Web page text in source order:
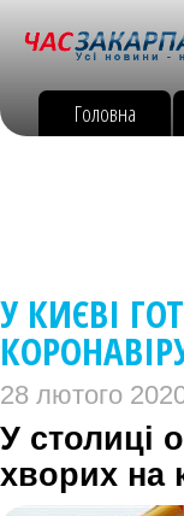
Головна
У КИЄВІ
28 лютого
У столиці
хворих на